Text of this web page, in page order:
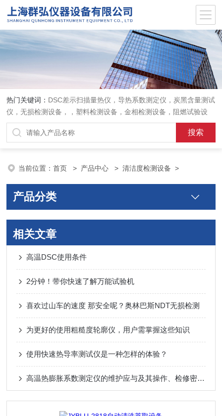
热门关键词： DSC差示扫描量热仪，导热系数测定仪，炭黑含量测试
仪，无损检测设备，，塑料检测设备，金相检测设备，阻燃试验设
备，耐环境老化设备，金属检测设备，量具量仪
当前位置：首页 > 产品中心 >清洁度检测设备 >
产品分类
相关文章
高温DSC使用条件
2分钟！带你快速了解万能试验机
喜欢过山车的速度 那安全呢？奥林巴斯NDT无损检测
为更好的使用粗糙度轮廓仪，用户需掌握这些知识
使用快速热导率测试仪是一种怎样的体验？
高温热膨胀系数测定仪的维护应与及其操作、检修密切配合